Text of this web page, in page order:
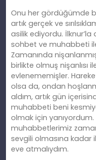
Onu her gördüğümde
artık gerçek ve
asilik ediyordu.
sohbet ve muhabbeti
Zamanında
birlikte olmuş nişanlısı
evlenememişler.
olsa da, ondan
aldım, artık gün
muhabbeti beni
olmak için
muhabbetlerimiz
sevgili olmasına kadar
eve atmalıydım.